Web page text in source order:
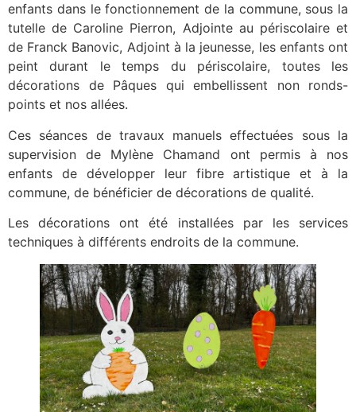
enfants dans le fonctionnement de la commune, sous la
tutelle de Caroline Pierron, Adjointe au périscolaire et
de Franck Banovic, Adjoint à la jeunesse, les enfants ont
peint durant le temps du périscolaire, toutes les
décorations de Pâques qui embellissent non ronds-
points et nos allées.
Ces séances de travaux manuels effectuées sous la
supervision de Mylène Chamand ont permis à nos
enfants de développer leur fibre artistique et à la
commune, de bénéficier de décorations de qualité.
Les décorations ont été installées par les services
techniques à différents endroits de la commune.